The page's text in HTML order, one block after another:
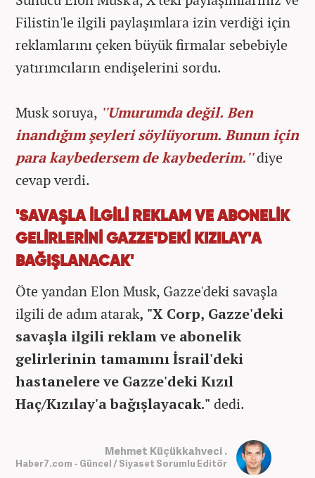
Filistin'le ilgili paylaşımlara izin verdiği için
reklamlarını çeken büyük firmalar sebebiyle
yatırımcıların endişelerini sordu.
Musk soruya, ''Umurumda değil. Ben
inandığım şeyleri söylüyorum. Bunun için
para kaybedersem de kaybederim.''diye
cevap verdi.
'SAVAŞLA İLGİLİ REKLAM VE ABONELİK
GELİRLERİNİ GAZZE'DEKİ KIZILAY'A
BAĞIŞLANACAK'
Öte yandan Elon Musk, Gazze'deki savaşla
ilgili de adım atarak, "X Corp, Gazze'deki
savaşla ilgili reklam ve abonelik
gelirlerinin tamamını İsrail'deki
hastanelere ve Gazze'deki Kızıl
Haç/Kızılay'a bağışlayacak." dedi.
Mehmet Küçükkahveci .
Haber7.com - Güncel / Siyaset Sorumlu Editör